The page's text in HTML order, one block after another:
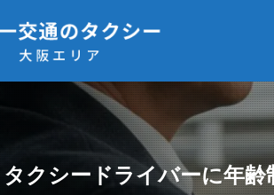
タクシードライバーに年